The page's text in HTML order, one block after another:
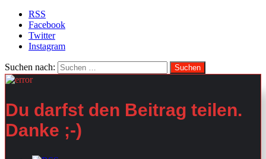
RSS
Facebook
Twitter
Instagram
Suchen nach:
Du darfst den Beitrag teilen.
Danke ;-)